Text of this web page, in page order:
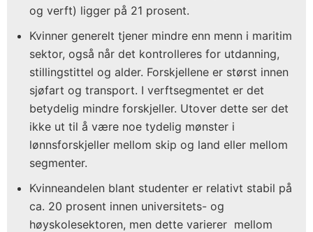
og verft) ligger på 21 prosent.
Kvinner generelt tjener mindre enn menn i maritim
sektor, også når det kontrolleres for utdanning,
stillingstittel og alder. Forskjellene er størst innen
sjøfart og transport. I verftsegmentet er det
betydelig mindre forskjeller. Utover dette ser det
ikke ut til å være noe tydelig mønster i
lønnsforskjeller mellom skip og land eller mellom
segmenter.
Kvinneandelen blant studenter er relativt stabil på
ca. 20 prosent innen universitets- og
høyskolesektoren, men dette varierer mellom